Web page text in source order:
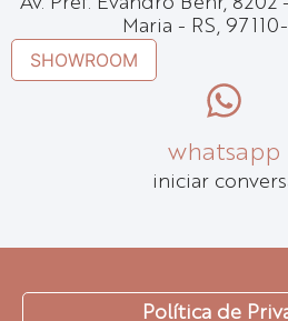
Maria - RS,
SHOWROOM
whatsapp
iniciar
Política de